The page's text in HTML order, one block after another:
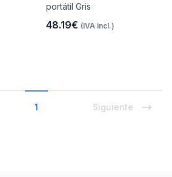
portátil Gris
48.19€ (IVA incl.)
1 Siguiente